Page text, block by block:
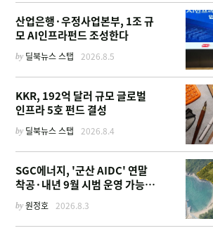
산업은행·우정사업본부, 1조 규
모 AI인프라펀드 조성한다
by 딜북뉴스 스탭 2026.8.5
KKR, 192억 달러 규모 글로벌
인프라 5호 펀드 결성
by 딜북뉴스 스탭 2026.8.4
SGC에너지, '군산 AIDC' 연말
착공·내년 9월 시범 운영 가능한
이유
by원정호 2026.8.3